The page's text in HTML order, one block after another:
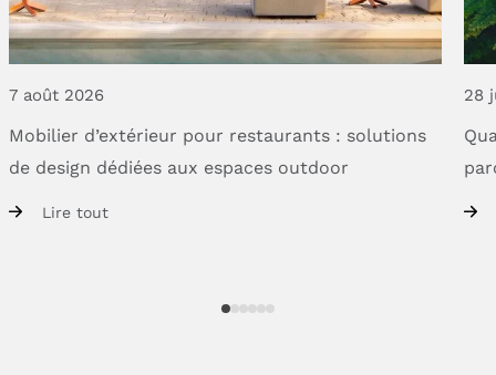
7 août 2026
Mobilier d’extérieur pour restaurants : solutions
de design dédiées aux espaces outdoor
Lire tout
28